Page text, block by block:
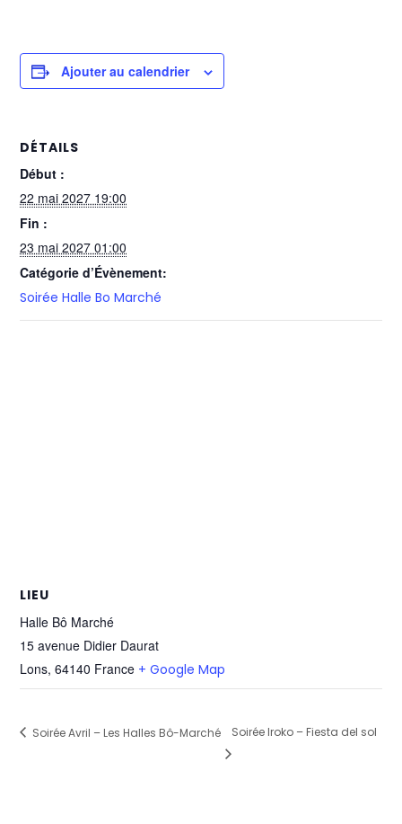
Ajouter au calendrier
DÉTAILS
Début :
22 mai 2027 19:00
Fin :
23 mai 2027 01:00
Catégorie d’Évènement:
Soirée Halle Bo Marché
LIEU
Halle Bô Marché
15 avenue Didier Daurat
Lons, 64140 France + Google Map
Soirée Avril – Les Halles Bô-Marché Soirée Iroko – Fiesta del sol